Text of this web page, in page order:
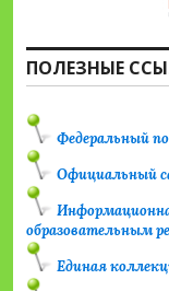
ПОЛЕЗНЫЕ
Федеральный
Официальный
образовательным
Единая